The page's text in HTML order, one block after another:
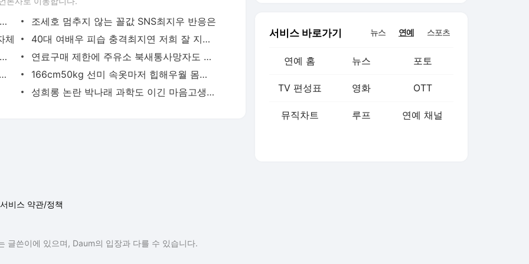
헉소리 나는 미녀 검찰총장 우크라 침공 비판에 러시아서 팽
조세호 멈추지 않는 꼴값 SNS최지우 반응은
체
40대 여배우 피습 충격최지연 저희 잘 지내요
미국 증시 파월 의장의 어떤 발언에 안도했을까 신인규의 글로벌마켓 AS
연료구매 제한에 주유소 북새통사망자도 속출
시뜨는 클리오 박해린의 뉴스마켓
166cm50kg 선미 속옷마저 힙해우월 몸매 인증
성희롱 논란 박나래 과학도 이긴 마음고생 다이어트
서비스 바로가기 뉴스 연예 스포츠
연예 홈 뉴스 포토
TV 편성표 영화 OTT
뮤직차트 루프 연예 채널
서비스 약관/정책
글쓴이에 있으며, Daum의 입장과 다를 수 있습니다.